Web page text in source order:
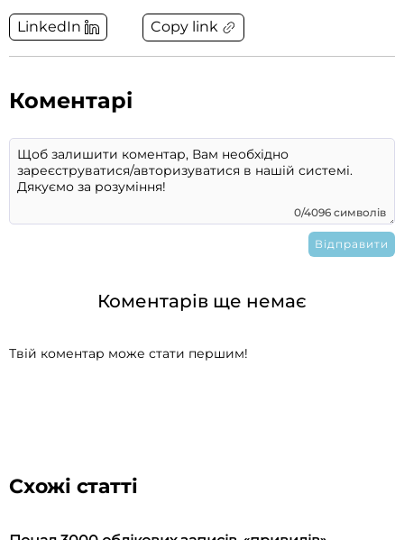
LinkedIn Copy link
Коментарі
0/4096 символів
Коментарів ще немає
Твій коментар може стати першим!
Схожі статті